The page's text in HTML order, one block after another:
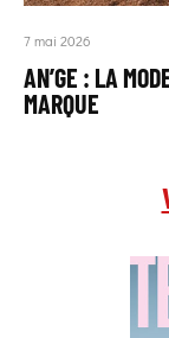
7 mai 2026
AN’GE : LA
MARQUE